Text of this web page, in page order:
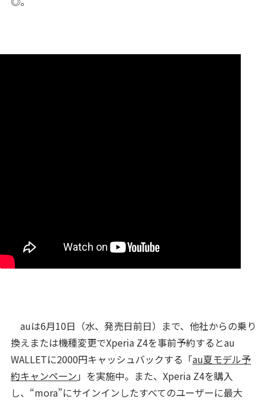
auは6月10日（水、発売日前日）まで、他社からの乗り
換えまたは機種変更でXperia Z4を事前予約するとau
WALLETに2000円キャッシュバックする「au夏モデル予
約キャンペーン 」を実施中。また、Xperia Z4を購入
し、“mora”にサインインしたすべてのユーザーに最大